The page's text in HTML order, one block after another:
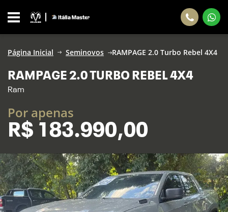
Página Inicial Seminovos RAMPAGE 2.0 Turbo Rebel 4X4
RAMPAGE 2.0 TURBO REBEL 4X4
Ram
Por apenas
R$ 183.990,00